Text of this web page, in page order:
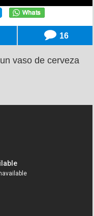
16
vaso de cerveza